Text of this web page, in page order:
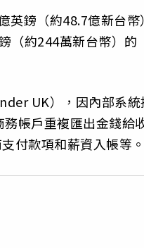
英鎊（約48.7億新台幣
（約244萬新台幣）的
UK），因內部系統
帳戶重複匯出金錢給
付款項和薪資入帳等